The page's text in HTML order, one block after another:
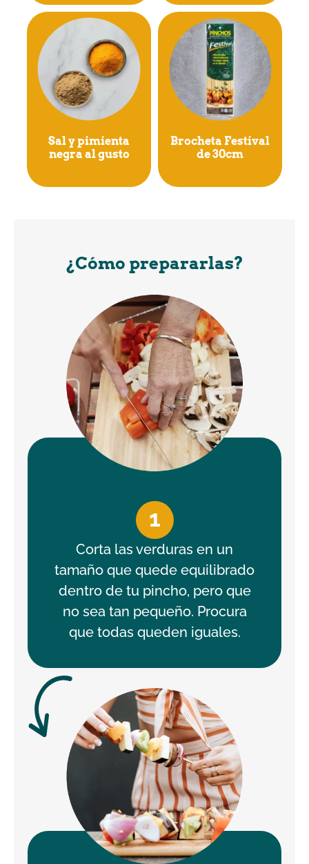
Sal y pimienta
negra al gusto
Brocheta Festival
de 30cm
¿Cómo prepararlas?
1
Corta las verduras en un
tamaño que quede equilibrado
dentro de tu pincho, pero que
no sea tan pequeño. Procura
que todas queden iguales.